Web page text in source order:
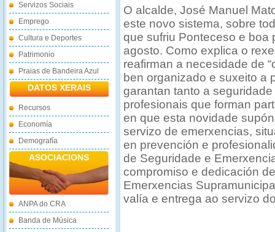
Servizos Sociais
Emprego
Cultura e Deportes
Patrimonio
Praias de Bandeira Azul
DATOS XERAIS
Recursos
Economía
Demografía
ASOCIACIONS
ANPA do CRA
Banda de Música
O alcalde, José Manuel
este novo sistema, sobre
que sufriu Ponteceso e boa
agosto. Como explica o
reafirman a necesidade de
ben organizado e suxeito a
garantan tanto a
profesionais que forman
en que esta novidade
servizo de emerxencias,
en prevención e
de Seguridade e
compromiso e dedicación
Emerxencias
valía e entrega ao servizo